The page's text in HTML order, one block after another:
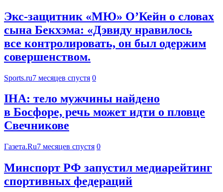
Экс-защитник «МЮ» О’Кейн о словах
сына Бекхэма: «Дэвиду нравилось
все контролировать, он был одержим
совершенством.
Sports.ru7 месяцев спустя 0
IHA: тело мужчины найдено
в Босфоре, речь может идти о пловце
Свечникове
Газета.Ru7 месяцев спустя 0
Минспорт РФ запустил медиарейтинг
спортивных федераций